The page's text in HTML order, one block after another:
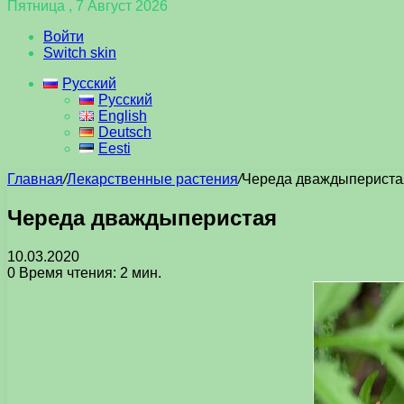
Пятница , 7 Август 2026
Войти
Switch skin
Русский
Русский
English
Deutsch
Eesti
Главная/Лекарственные растения/Череда
Череда дваждыперистая
10.03.2020
0 Время чтения: 2 мин.